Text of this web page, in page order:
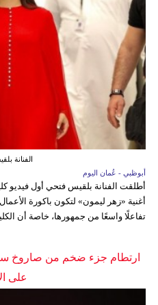
الفنانة
أبوظبي - عُمان اليوم
أطلقت الفنانة بلقيس فتحي أول فيديو
أغنية «زهر ليمون» لتكون باكورة
تفاعلًا واسعًا من جمهورها، خاصة أن
ارتطام جزء ضخم من صاروخ
على